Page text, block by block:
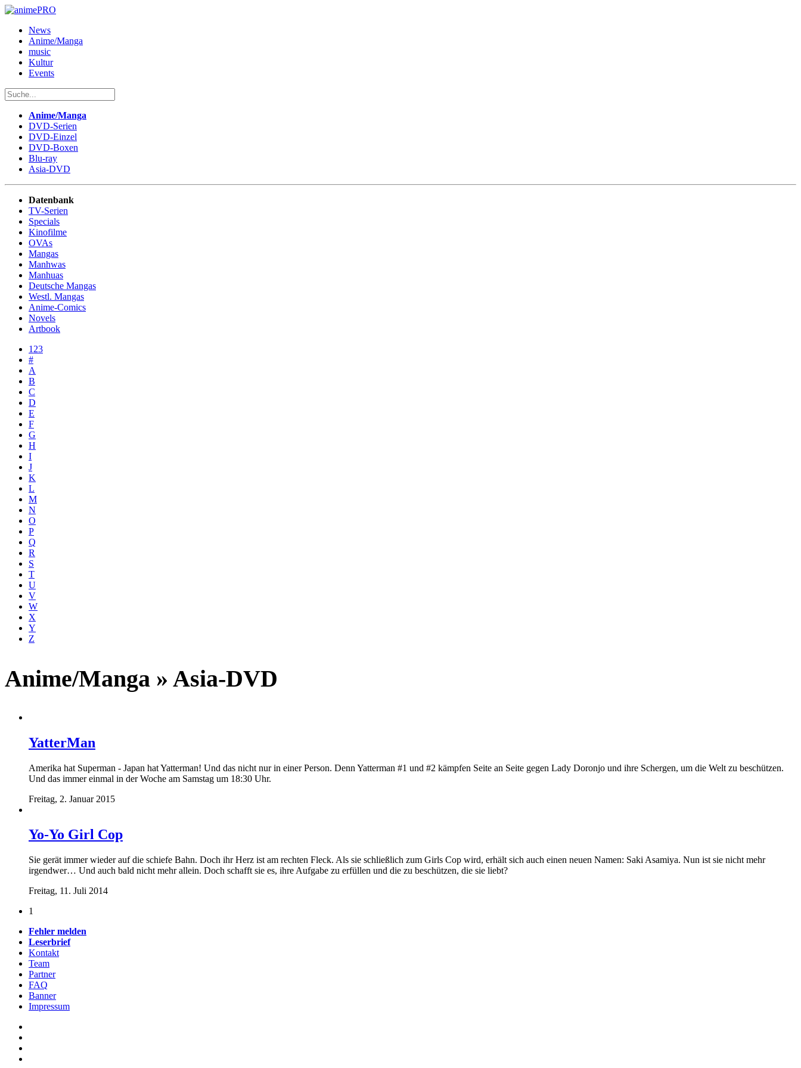
News
Anime/Manga
music
Kultur
Events
Anime/Manga
DVD-Serien
DVD-Einzel
DVD-Boxen
Blu-ray
Asia-DVD
Datenbank
TV-Serien
Specials
Kinofilme
OVAs
Mangas
Manhwas
Manhuas
Deutsche Mangas
Westl. Mangas
Anime-Comics
Novels
Artbook
123
#
A
B
C
D
E
F
G
H
I
J
K
L
M
N
O
P
Q
R
S
T
U
V
W
X
Y
Z
Anime/Manga » Asia-DVD
YatterMan
Amerika hat Superman - Japan hat Yatterman! Und das nicht nur in einer Person. Denn Yatterman #1 und #2 kämpfen Seite an Seite gegen Lady Doronjo und ihre Schergen, um die Welt zu beschützen.
Und das immer einmal in der Woche am Samstag um 18:30 Uhr.
Freitag, 2. Januar 2015
Yo-Yo Girl Cop
Sie gerät immer wieder auf die schiefe Bahn. Doch ihr Herz ist am rechten Fleck. Als sie schließlich zum Girls Cop wird, erhält sich auch einen neuen Namen: Saki Asamiya. Nun ist sie nicht mehr
irgendwer… Und auch bald nicht mehr allein. Doch schafft sie es, ihre Aufgabe zu erfüllen und die zu beschützen, die sie liebt?
Freitag, 11. Juli 2014
1
Fehler melden
Leserbrief
Kontakt
Team
Partner
FAQ
Banner
Impressum